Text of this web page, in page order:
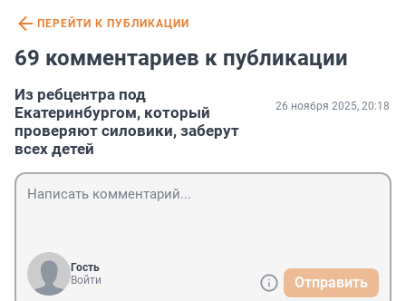
ПЕРЕЙТИ К ПУБЛИКАЦИИ
69 комментариев к публикации
Из ребцентра под
Екатеринбургом, который
проверяют силовики, заберут
всех детей
26 ноября 2025, 20:18
Гость
Войти
Отправить